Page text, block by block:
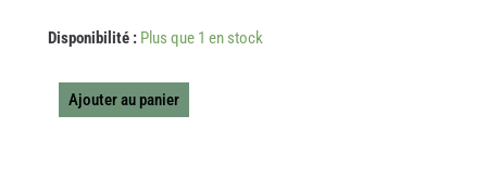
Disponibilité : Plus que 1 en stock
quantité
ECO
VELOURS
Ajouter au panier